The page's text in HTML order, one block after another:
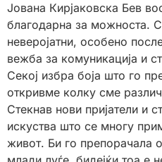
Јована Кирјаковска Бев
благодарна за можноста.
неверојатни, особено
вежба за комуникација и
Секој избра боја што го
откривме колку сме
Стекнав нови пријатели и
искуства што се многу
живот. Би го препорачала